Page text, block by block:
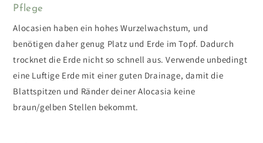
Pflege
Alocasien haben ein hohes Wurzelwachstum, und
benötigen daher genug Platz und Erde im Topf. Dadurch
trocknet die Erde nicht so schnell aus. Verwende unbedingt
eine Luftige Erde mit einer guten Drainage, damit die
Blattspitzen und Ränder deiner Alocasia keine
braun/gelben Stellen bekommt.